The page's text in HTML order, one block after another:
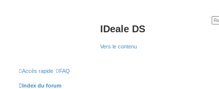
IDeale DS
Vers le contenu
Accès rapide FAQ
Index du forum